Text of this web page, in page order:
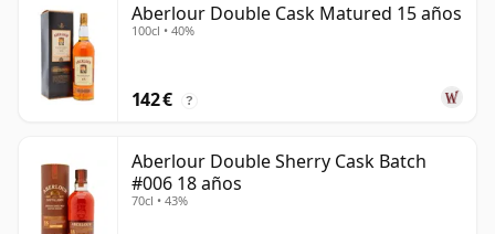
Aberlour Double Cask Matured 15 años
100cl • 40%
142 € ?
Aberlour Double Sherry Cask Batch
#006 18 años
70cl • 43%